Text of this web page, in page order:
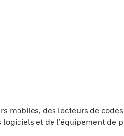
mobiles, des lecteurs de codes
et de l’équipement de